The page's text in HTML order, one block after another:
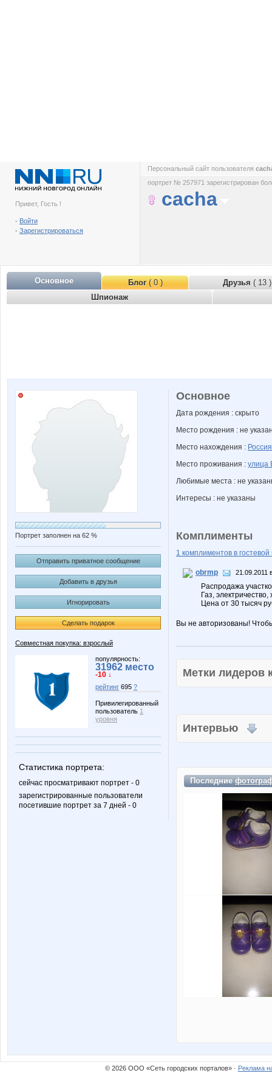
Привет, Гость !
- Войти
- Зарегистрироваться
Персональный сайт пользователя
портрет № 257971 зарегистрирован
cacha
Основное Блог( 0 ) Друзья ( 13 )
Шпионаж
Портрет заполнен на 62 %
Отправить приватное сообщение
Добавить в друзья
Игнорировать
Сделать подарок
Совместная покупка: взрослый
популярность:
31962 место
-10 ↓
рейтинг 695 ?
Привилегированный
пользователь 1
уровня
Статистика портрета:
сейчас просматривают портрет - 0
зарегистрированные пользователи
посетившие портрет за 7 дней - 0
Основное
Дата рождения : скрыто
Место рождения : не
Место нахождения : Россия
Место проживания : улица
Любимые места : не
Интересы : не указаны
Комплименты
1 комплиментов в гостевой
obrmp 21.09.2011
Распродажа
Газ,
Цена от 30 тысяч
Вы не авторизованы!
Метки
Интервью
Последние
© 2026 ООО «Сеть городских порталов» · Реклама